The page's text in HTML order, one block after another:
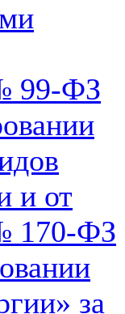
99-ФЗ
и от
170-ФЗ
за